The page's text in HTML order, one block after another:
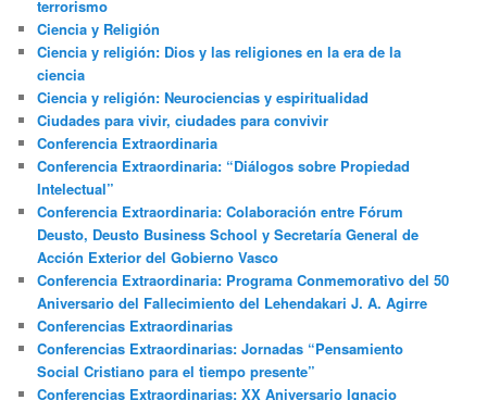
terrorismo
Ciencia y Religión
Ciencia y religión: Dios y las religiones en la era de la
ciencia
Ciencia y religión: Neurociencias y espiritualidad
Ciudades para vivir, ciudades para convivir
Conferencia Extraordinaria
Conferencia Extraordinaria: “Diálogos sobre Propiedad
Intelectual”
Conferencia Extraordinaria: Colaboración entre Fórum
Deusto, Deusto Business School y Secretaría General de
Acción Exterior del Gobierno Vasco
Conferencia Extraordinaria: Programa Conmemorativo del 50
Aniversario del Fallecimiento del Lehendakari J. A. Agirre
Conferencias Extraordinarias
Conferencias Extraordinarias: Jornadas “Pensamiento
Social Cristiano para el tiempo presente”
Conferencias Extraordinarias: XX Aniversario Ignacio